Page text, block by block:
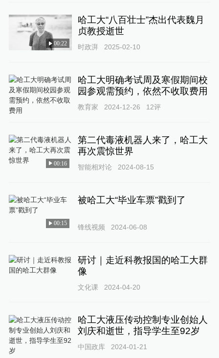
00:22
哈工大“八百壮士”杰出代表魏月
贞教授逝世
时政湃 2025-02-10
哈工大明确考试周及寒假期间校
园参观需预约，依然不收取费用
教育家 2024-12-26 12评
00:16
第二代毒液机器人来了，哈工大
再次震惊世界
智能相对论 2024-08-15
00:15
被哈工大“毕业车票”戳到了
锋线视频 2024-06-08
研讨｜走近科教报国的哈工大群
像
文化课 2024-04-20
哈工大液压传动控制专业创始人
刘庆和逝世，指导学生至92岁
中国政库 2024-01-21